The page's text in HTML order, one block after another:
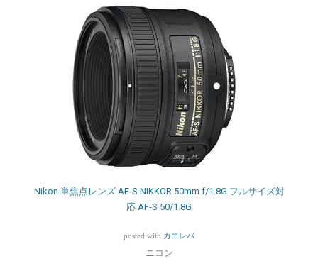
Nikon 単焦点レンズ AF-S NIKKOR 50mm f/1.8G フルサイズ対
応 AF-S 50/1.8G
posted with カエレバ
ニコン